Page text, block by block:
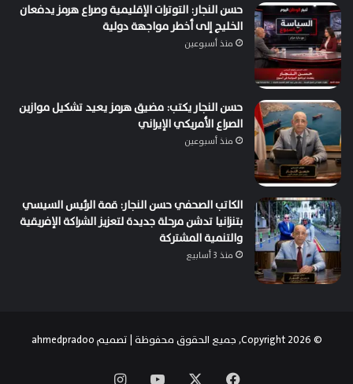
حسن النجار: التوترات الإقليمية وصراع هرمز يدفعان
الخليج إلى أخطر مواجهة دولية
منذ أسبوعين
حسن النجار يكتب: مضيق هرمز يعيد تشكيل موازين
الصراع الأمريكي الإيراني
منذ أسبوعين
الكاتب الصحفي حسن النجار: قمة الرئيس السيسي
بتنزانيا تدشن مرحلة جديدة لتعزيز الشراكة الإفريقية
والتنمية المشتركة
منذ 3 أسابيع
© Copyright 2026, جميع الحقوق محفوظة | تصميم ahmedpradoo
فيسبوك ‫YouTube